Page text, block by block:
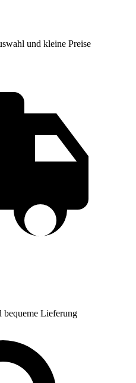
und kleine Preise
bequeme Lieferung